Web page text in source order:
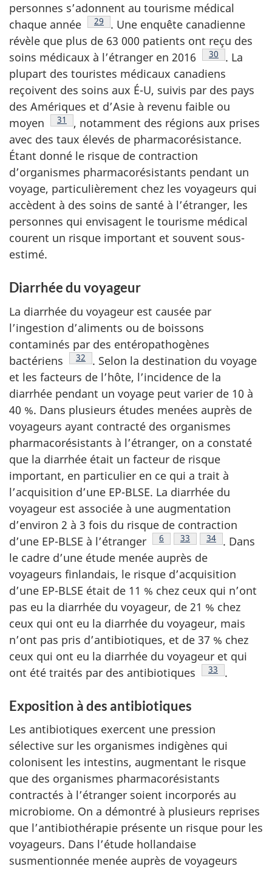
personnes s’adonnent au tourisme médical
chaque année Note de bas de page
29 . Une enquête canadienne
révèle que plus de 63 000 patients ont reçu des
soins médicaux à l’étranger en 2016 Note de bas
30 . La
plupart des touristes médicaux canadiens
reçoivent des soins aux É-U, suivis par des pays
des Amériques et d’Asie à revenu faible ou
moyen
Note de bas de page
31 , notamment des régions aux prises
avec des taux élevés de pharmacorésistance.
Étant donné le risque de contraction
d’organismes pharmacorésistants pendant un
voyage, particulièrement chez les voyageurs qui
accèdent à des soins de santé à l’étranger, les
personnes qui envisagent le tourisme médical
courent un risque important et souvent sous-
estimé.
Diarrhée du voyageur
La diarrhée du voyageur est causée par
l’ingestion d’aliments ou de boissons
contaminés par des entéropathogènes
bactériens
Note de bas de page
32 . Selon la destination du voyage
et les facteurs de l’hôte, l’incidence de la
diarrhée pendant un voyage peut varier de 10 à
40 %. Dans plusieurs études menées auprès de
voyageurs ayant contracté des organismes
pharmacorésistants à l’étranger, on a constaté
que la diarrhée était un facteur de risque
important, en particulier en ce qui a trait à
l’acquisition d’une EP-BLSE. La diarrhée du
voyageur est associée à une augmentation
d’environ 2 à 3 fois du risque de contraction
d’une EP-BLSE à l’étranger Note de bas de page
6 Note de bas de page
33 Note de bas de
34 . Dans
le cadre d’une étude menée auprès de
voyageurs finlandais, le risque d’acquisition
d’une EP-BLSE était de 11 % chez ceux qui n’ont
pas eu la diarrhée du voyageur, de 21 % chez
ceux qui ont eu la diarrhée du voyageur, mais
n’ont pas pris d’antibiotiques, et de 37 % chez
ceux qui ont eu la diarrhée du voyageur et qui
ont été traités par des antibiotiques Note de bas
33 .
Exposition à des antibiotiques
Les antibiotiques exercent une pression
sélective sur les organismes indigènes qui
colonisent les intestins, augmentant le risque
que des organismes pharmacorésistants
contractés à l’étranger soient incorporés au
microbiome. On a démontré à plusieurs reprises
que l’antibiothérapie présente un risque pour les
voyageurs. Dans l’étude hollandaise
susmentionnée menée auprès de voyageurs